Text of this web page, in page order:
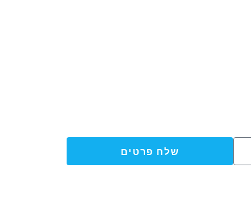
שלח פרטים